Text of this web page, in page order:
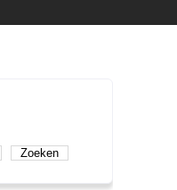
Zoeken